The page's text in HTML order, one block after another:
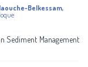
Belkessam,
Sediment Management